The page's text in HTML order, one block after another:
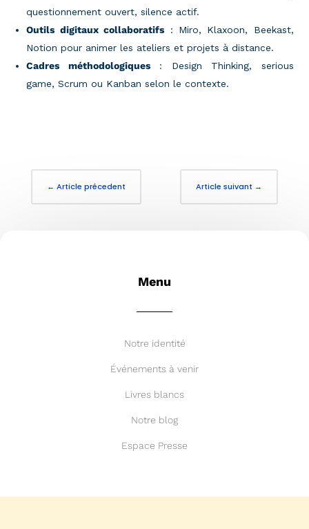
questionnement ouvert, silence actif.
Outils digitaux collaboratifs : Miro, Klaxoon, Beekast,
Notion pour animer les ateliers et projets à distance.
Cadres méthodologiques: Design Thinking, serious
game, Scrum ou Kanban selon le contexte.
← Article précedent Article suivant →
Menu
Notre identité
Événements à venir
Livres blancs
Notre blog
Espace Presse